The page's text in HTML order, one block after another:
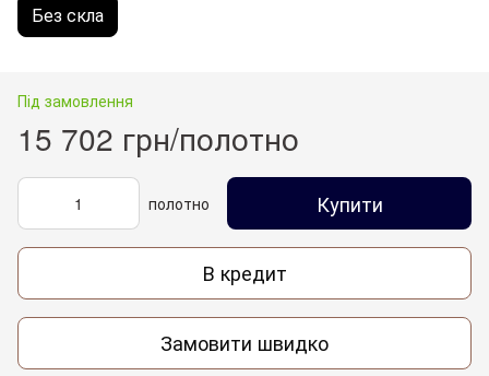
Без скла
Під замовлення
15 702 грн/полотно
полотно Купити
В кредит
Замовити швидко